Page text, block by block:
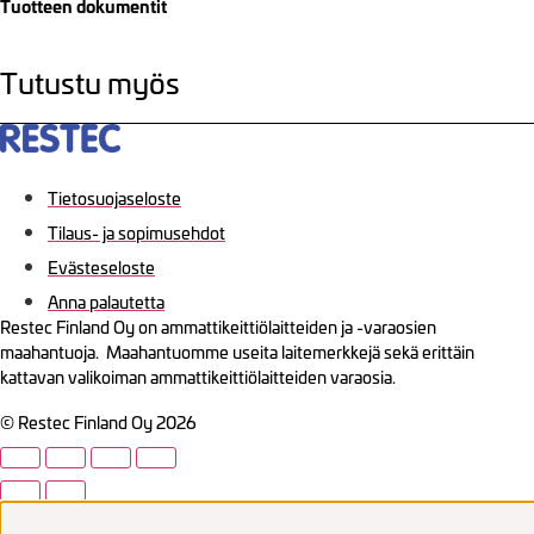
Tuotteen dokumentit
Tutustu myös
Tietosuojaseloste
Tilaus- ja sopimusehdot
Evästeseloste
Anna palautetta
Restec Finland Oy on ammattikeittiölaitteiden ja -varaosien
maahantuoja. Maahantuomme useita laitemerkkejä sekä erittäin
kattavan valikoiman ammattikeittiölaitteiden varaosia.
© Restec Finland Oy 2026